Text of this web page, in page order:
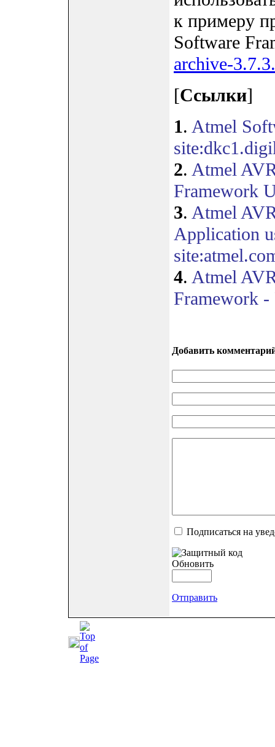
к примеру
Software
archive-
[Ссылки]
1. Atmel
2. Atmel
Framework
3. Atmel
Application
4. Atmel
Framework -
Добавить
Подписаться на
Обновить
Отправить